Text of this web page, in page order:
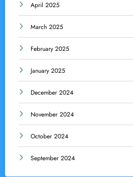
April 2025
March 2025
February 2025
January 2025
December 2024
November 2024
October 2024
September 2024